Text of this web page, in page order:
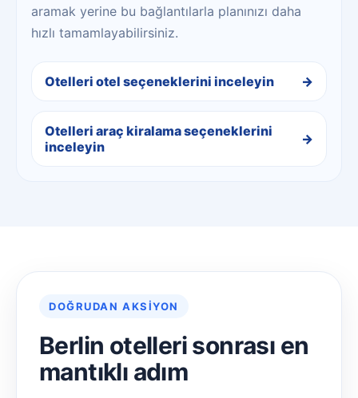
aramak yerine bu bağlantılarla planınızı daha
hızlı tamamlayabilirsiniz.
Otelleri otel seçeneklerini inceleyin
Otelleri araç kiralama seçeneklerini
inceleyin
DOĞRUDAN AKSIYON
Berlin otelleri sonrası en
mantıklı adım